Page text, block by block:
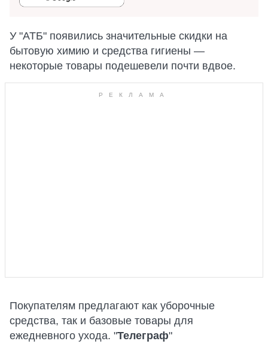
У "АТБ" появились значительные скидки на
бытовую химию и средства гигиены —
некоторые товары подешевели почти вдвое.
Покупателям предлагают как уборочные
средства, так и базовые товары для
ежедневного ухода. "Телеграф"